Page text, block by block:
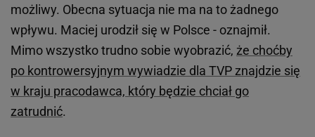
możliwy. Obecna sytuacja nie ma na to żadnego
wpływu. Maciej urodził się w Polsce - oznajmił.
Mimo wszystko trudno sobie wyobrazić, że choćby
po kontrowersyjnym wywiadzie dla TVP znajdzie się
w kraju pracodawca, który będzie chciał go
zatrudnić.